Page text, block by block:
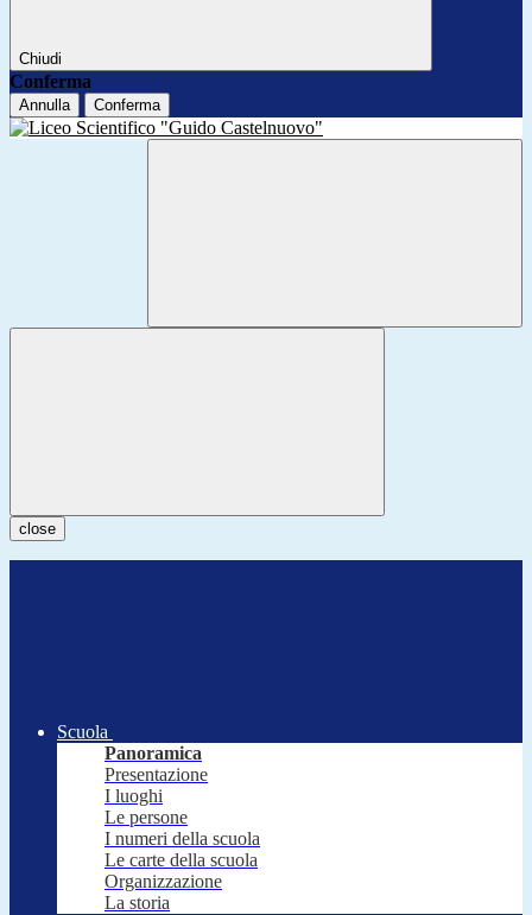
Chiudi
Conferma
Annulla Conferma
close
Scuola
Panoramica
Presentazione
I luoghi
Le persone
I numeri della scuola
Le carte della scuola
Organizzazione
La storia